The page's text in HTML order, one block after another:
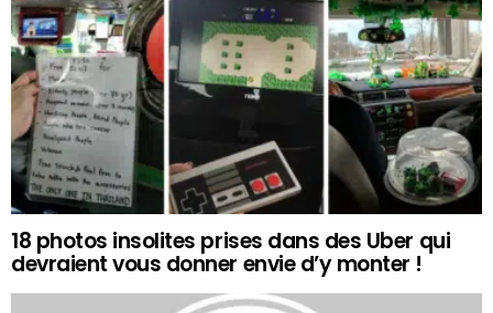
18 photos insolites prises dans des Uber qui
devraient vous donner envie d’y monter !